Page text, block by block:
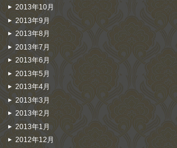
2013年10月
2013年9月
2013年8月
2013年7月
2013年6月
2013年5月
2013年4月
2013年3月
2013年2月
2013年1月
2012年12月